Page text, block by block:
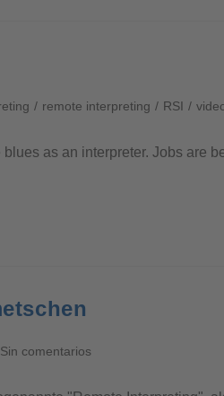
/ remote interpreting / RSI /
as an interpreter. Jobs are
Sin comentarios